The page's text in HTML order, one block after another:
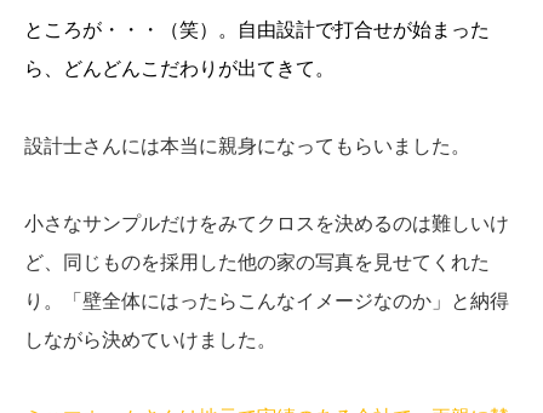
ところが・・・（笑）。自由設計で打合せが始まった
ら、どんどんこだわりが出てきて。
設計士さんには本当に親身になってもらいました。
小さなサンプルだけをみてクロスを決めるのは難しいけ
ど、同じものを採用した他の家の写真を見せてくれた
り。「壁全体にはったらこんなイメージなのか」と納得
しながら決めていけました。